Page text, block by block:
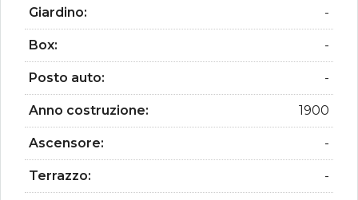
Giardino: -
Box: -
Posto auto: -
Anno costruzione: 1900
Ascensore: -
Terrazzo: -